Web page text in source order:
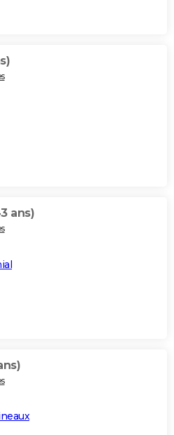
ans)